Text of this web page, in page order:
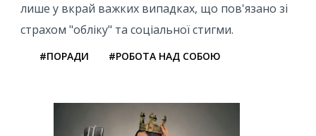
лише у вкрай важких випадках, що пов'язано зі
страхом "обліку" та соціальної стигми.
#ПОРАДИ #РОБОТА НАД СОБОЮ